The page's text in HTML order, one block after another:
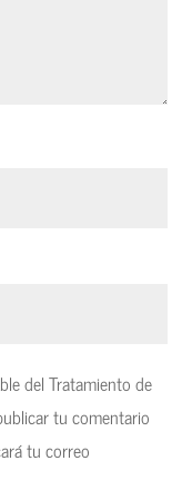
del Tratamiento de
tu comentario
tu correo